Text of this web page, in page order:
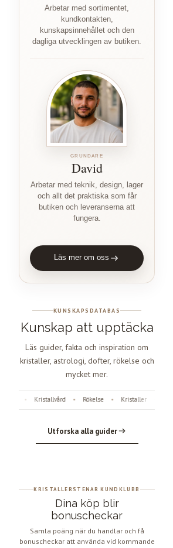
Arbetar med sortimentet,
kundkontakten,
kunskapsinnehållet och den
dagliga utvecklingen av butiken.
GRUNDARE
David
Arbetar med teknik, design, lager
och allt det praktiska som får
butiken och leveranserna att
fungera.
Läs mer om oss
KUNSKAPSDATABAS
Kunskap att upptäcka
Läs guider, fakta och inspiration om
kristaller, astrologi, dofter, rökelse och
mycket mer.
Kristallvård • Rökelse • Kristaller •
Utforska alla guider
KRISTALLERSTENAR KUNDKLUBB
Dina köp blir
bonuscheckar
Samla poäng när du handlar och få
bonuscheckar att använda vid kommande